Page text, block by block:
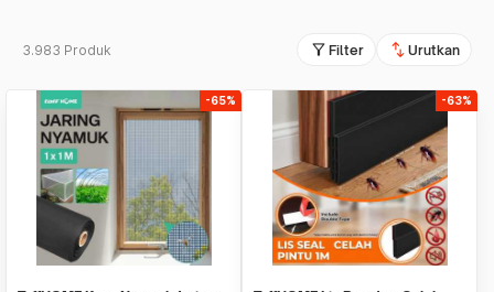
3.983 Produk filter_alt Filter swap_vert Urutkan
-65% -63%